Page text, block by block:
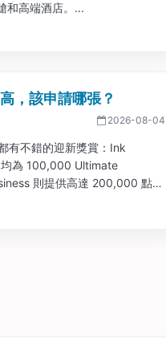
和高端酒店。...
，該申請哪張？
2026-08-04
有不錯的迎新獎賞：Ink
為 100,000 Ultimate
則提供高達 200,000 點的